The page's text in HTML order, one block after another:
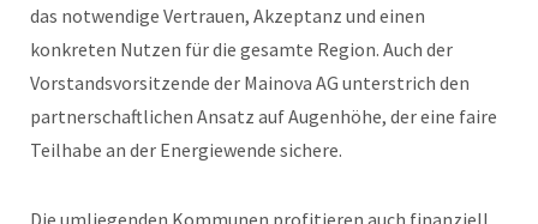
das notwendige Vertrauen, Akzeptanz und einen
konkreten Nutzen für die gesamte Region. Auch der
Vorstandsvorsitzende der Mainova AG unterstrich den
partnerschaftlichen Ansatz auf Augenhöhe, der eine faire
Teilhabe an der Energiewende sichere.
Die umliegenden Kommunen profitieren auch finanziell